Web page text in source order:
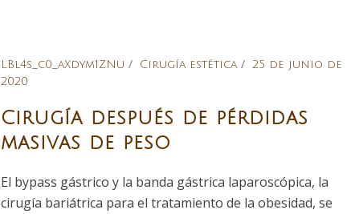
LBl4s_c0_aXdym1ZNu Cirugía estética
25 de junio de
2020
Cirugía después de pérdidas
masivas de peso
El bypass gástrico y la banda gástrica laparoscópica, la
cirugía bariátrica para el tratamiento de la obesidad, se